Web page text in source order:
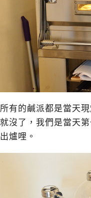
所有的鹹派都是當天
就沒了，我們是當天
出爐哩。